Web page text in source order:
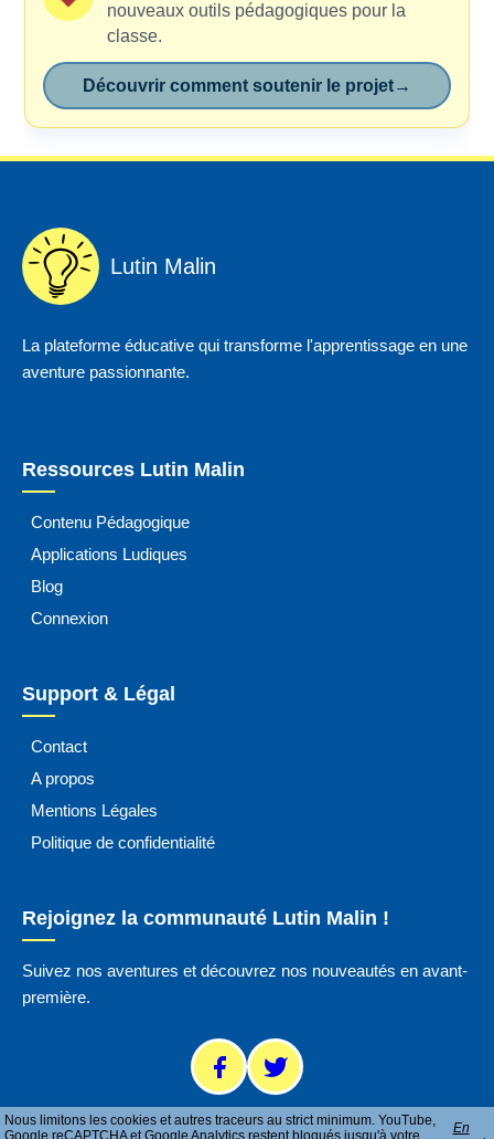
nouveaux outils pédagogiques pour la
classe.
Découvrir comment soutenir le projet→
Nous limitons les cookies et autres traceurs au strict minimum. YouTube,
Google reCAPTCHA et Google Analytics restent bloqués jusqu'à votre
En
Lutin Malin
La plateforme éducative qui transforme l'apprentissage en une
aventure passionnante.
Ressources Lutin Malin
Contenu Pédagogique
Applications Ludiques
Blog
Connexion
Support & Légal
Contact
A propos
Mentions Légales
Politique de confidentialité
Rejoignez la communauté Lutin Malin !
Suivez nos aventures et découvrez nos nouveautés en avant-
première.